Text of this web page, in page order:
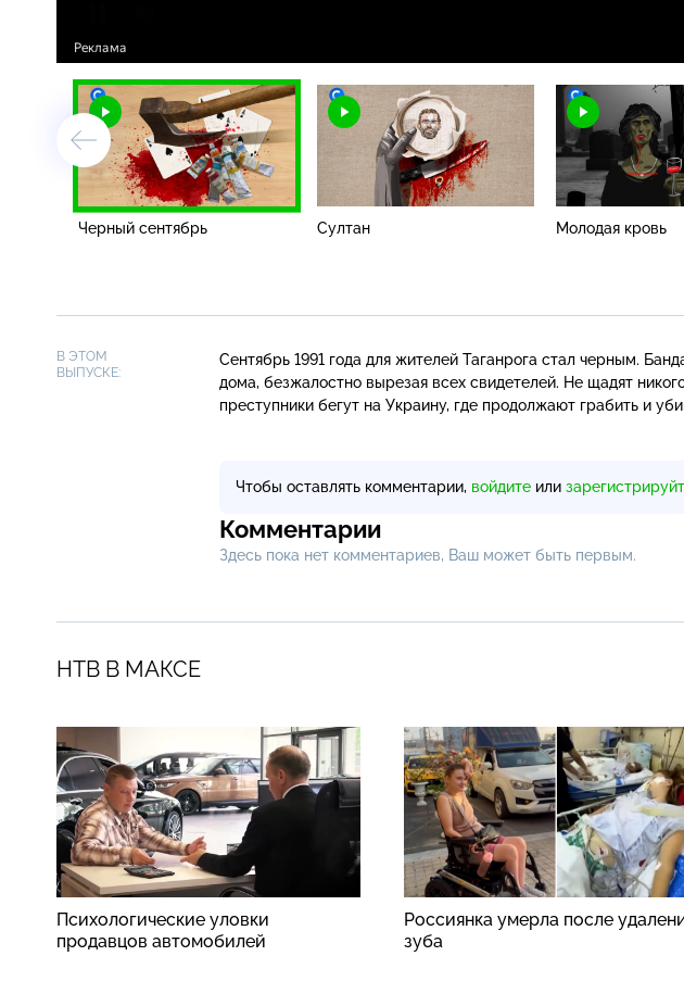
Черный сентябрь Султан Молодая кровь
В ЭТОМ
ВЫПУСКЕ:
Сентябрь 1991 года для жителей Таганрога стал черным.
дома, безжалостно вырезая всех свидетелей. Не щадят
преступники бегут на Украину, где продолжают грабить и
Чтобы оставлять комментарии, войдите или
Комментарии
Здесь пока нет комментариев, Ваш может быть первым.
НТВ В МАКСЕ
Психологические уловки
продавцов автомобилей
Россиянка умерла после
зуба